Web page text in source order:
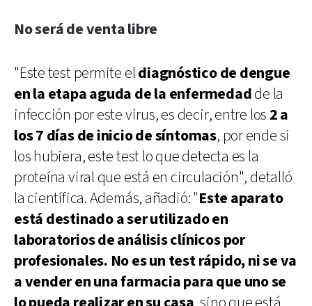
No será de venta libre
"Este test permite eldiagnóstico de dengue
en la etapa aguda de la enfermedadde la
infección por este virus, es decir, entre los 2 a
los 7 días de inicio de síntomas, por ende si
los hubiera, este test lo que detecta es la
proteína viral que está en circulación", detalló
la científica. Además, añadió: "Este aparato
está destinado a ser utilizado en
laboratorios de análisis clínicos por
profesionales. No es un test rápido, ni se va
a vender en una farmacia para que uno se